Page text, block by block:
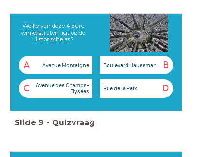
Welke van deze 4 dure
winkelstraten ligt op de
Historische as?
A Avenue Montaigne B
Boulevard Haussman
C
Avenue des Champs-
Élysées
D
Rue de la Paix
Slide 9 - Quizvraag